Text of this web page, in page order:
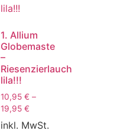
1. Allium
Globemaste
–
Riesenzierlauch
lila!!!
10,95 € –
19,95 €
inkl. MwSt.